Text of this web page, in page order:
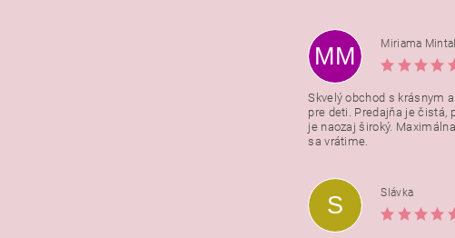
Vložením
podmienkami ochrany
MM
Miriama
Skvelý obchod s krásnym
pre deti. Predajňa je čistá,
je naozaj široký.
sa vrátime.
S
Slávka